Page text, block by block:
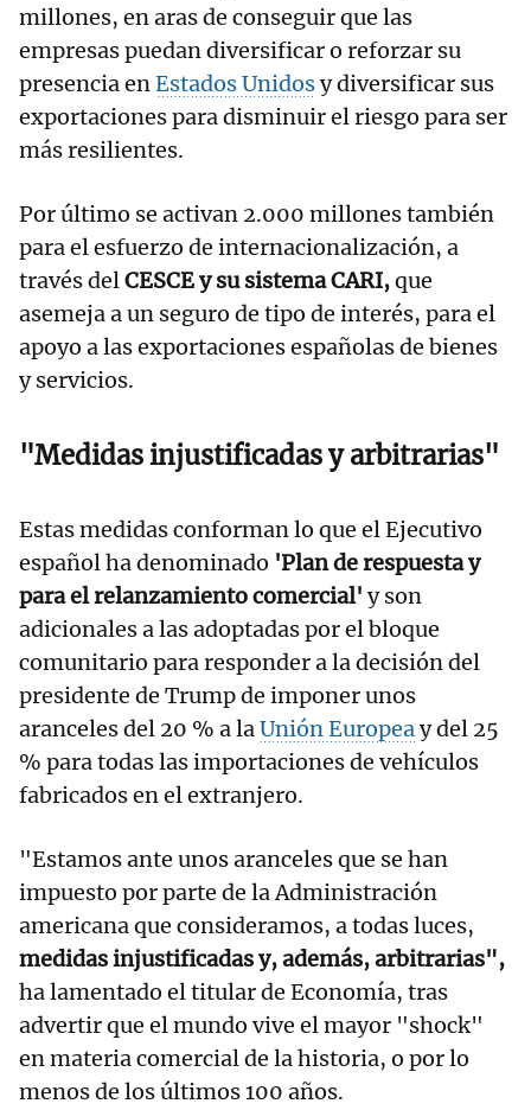
millones, en aras de conseguir que las
empresas puedan diversificar o reforzar su
presencia enEstados Unidosy diversificar sus
exportaciones para disminuir el riesgo para ser
más resilientes.
Por último se activan 2.000 millones también
para el esfuerzo de internacionalización, a
través delCESCE y su sistema CARI,que
asemeja a un seguro de tipo de interés, para el
apoyo a las exportaciones españolas de bienes
y servicios.
"Medidas injustificadas y arbitrarias"
Estas medidas conforman lo que el Ejecutivo
español ha denominado 'Plan de respuesta y
para el relanzamiento comercial' y son
adicionales a las adoptadas por el bloque
comunitario para responder a la decisión del
presidente de Trump de imponer unos
aranceles del 20 % a laUnión Europeay del 25
% para todas las importaciones de vehículos
fabricados en el extranjero.
"Estamos ante unos aranceles que se han
impuesto por parte de la Administración
americana que consideramos, a todas luces,
medidas injustificadas y, además, arbitrarias",
ha lamentado el titular de Economía, tras
advertir que el mundo vive el mayor "shock"
en materia comercial de la historia, o por lo
menos de los últimos 100 años.